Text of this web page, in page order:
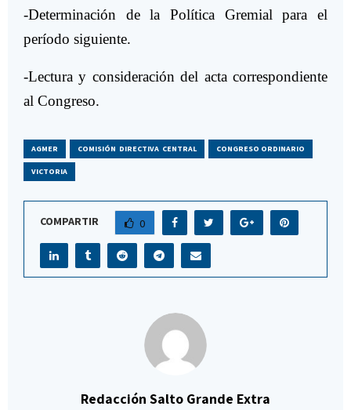
-Determinación de la Política Gremial para el
período siguiente.
-Lectura y consideración del acta correspondiente
al Congreso.
AGMER COMISIÓN DIRECTIVA CENTRAL CONGRESO ORDINARIO
VICTORIA
COMPARTIR 0
Redacción Salto Grande Extra